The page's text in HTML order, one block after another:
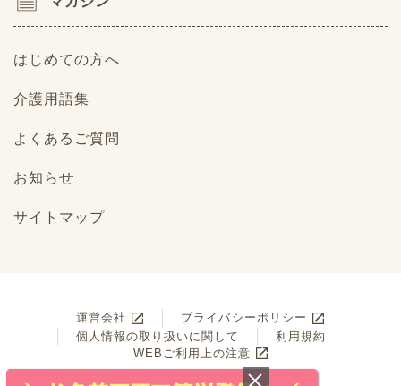
はじめての方へ
介護用語集
よくあるご質問
お知らせ
サイトマップ
運営会社
プライバシーポリシー
個人情報の取り扱いに関して
利用規約
WEBご利用上の注意